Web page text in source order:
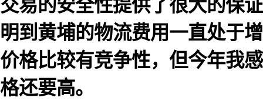
交易的安全性提供了很大的保
明到黄埔的物流费用一直处于
价格比较有竞争性，但今年我
格还要高。